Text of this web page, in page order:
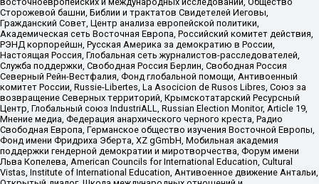
Сторожевой башни, Библии и трактатов Свидетелей Иеговы,
Гражданский Совет, Центр анализа европейской политики,
Академическая сеть Восточная Европа, Российский комитет действия,
РЭНД корпорейшн, Русская Америка за демократию в России,
Настоящая Россия, Глобальная сеть журналистов-расследователей,
Служба поддержки, Свободная Россия Берлин, Свободная Россия
Северный Рейн-Вестфалия, Фонд глобальной помощи, Антивоенный
комитет России, Russie-Libertes, La Asocicion de Rusos Libres, Союз за
возвращение Северных территорий, Крымскотатарский Ресурсный
Центр, Глобальный союз IndustriALL, Russian Election Monitor, Article 19,
Мнение медиа, Федерация анархического черного креста, Радио
Свободная Европа, Германское общество изучения Восточной Европы,
Фонд имени Фридриха Эберта, XZ gGmbH, Мобильная академия
поддержки гендерной демократии и миротворчества, Форум имени
Льва Копелева, American Councils for International Education, Cultural
Vistas, Institute of International Education, Антивоенное движение Антальи,